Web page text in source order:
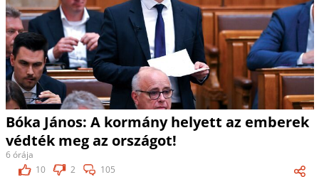
Bóka János: A kormány helyett az emberek
védték meg az országot!
6 órája
10
2 105